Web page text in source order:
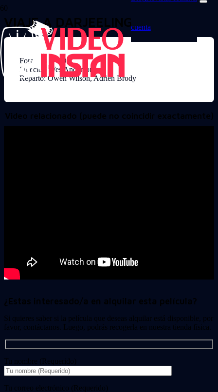
cuenta
VIAJE A DARJEELING
Formato: DVD
Director: Wes Anderson
Reparto: Owen Wilson, Adrien Brody
Video relacionado (puede no coincidir exactamente)
¿Estas interesado/a en alquilar esta película?
Si quieres saber si la película que deseas alquilar está disponible, por
favor, contáctanos. Luego, podrás recogerla en nuestra tienda física.
Tu nombre (Requerido)
Tu correo electrónico (Requerido)